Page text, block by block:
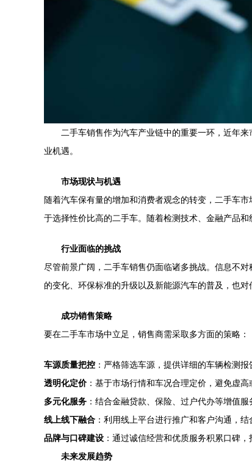
二手车销售作为汽车产业链中的重要一环，近年
业机遇。
市场现状与机遇
随着汽车保有量的增加和消费者观念的转变，二手车
于选择性价比高的二手车。随着检测技术、金融产品
行业面临的挑战
尽管前景广阔，二手车销售仍面临诸多挑战。信息不
的变化、环保标准的升级以及新能源汽车的普及，也对
成功销售策略
要在二手车市场中立足，销售商需采取多方面的策略：
车源质量把控 ：严格筛选车源，提供详细的车辆检测
透明化定价：基于市场行情和车况合理定价，避免虚高
多元化服务 ：结合金融贷款、保险、过户代办等增值服
线上线下融合 ：利用线上平台进行推广和客户沟通，
品牌与口碑建设 ：通过诚信经营和优质服务积累口碑，
未来发展趋势